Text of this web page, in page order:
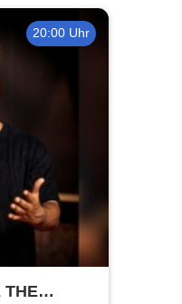
20:00 Uhr
THE